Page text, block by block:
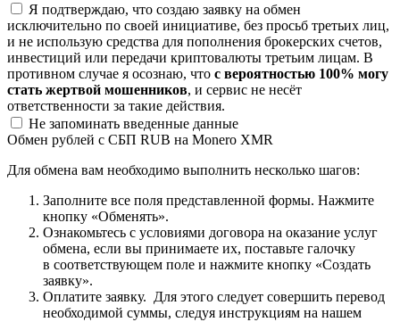
Я подтверждаю, что создаю заявку на обмен
исключительно по своей инициативе, без просьб третьих лиц,
и не использую средства для пополнения брокерских счетов,
инвестиций или передачи криптовалюты третьим лицам. В
противном случае я осознаю, что с вероятностью 100% могу
стать жертвой мошенников, и сервис не несёт
ответственности за такие действия.
Не запоминать введенные данные
Обмен рублей с СБП RUB на Monero XMR
Для обмена вам необходимо выполнить несколько шагов:
Заполните все поля представленной формы. Нажмите
кнопку «Обменять».
Ознакомьтесь с условиями договора на оказание услуг
обмена, если вы принимаете их, поставьте галочку
в соответствующем поле и нажмите кнопку «Создать
заявку».
Оплатите заявку. Для этого следует совершить перевод
необходимой суммы, следуя инструкциям на нашем